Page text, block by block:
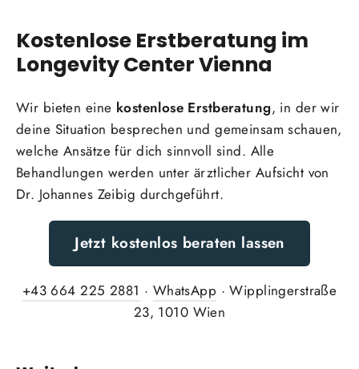
Kostenlose Erstberatung im
Longevity Center Vienna
Wir bieten eine kostenlose Erstberatung, in der wir
deine Situation besprechen und gemeinsam schauen,
welche Ansätze für dich sinnvoll sind. Alle
Behandlungen werden unter ärztlicher Aufsicht von
Dr. Johannes Zeibig durchgeführt.
Jetzt kostenlos beraten lassen
+43 664 225 2881 · WhatsApp · Wipplingerstraße
23, 1010 Wien